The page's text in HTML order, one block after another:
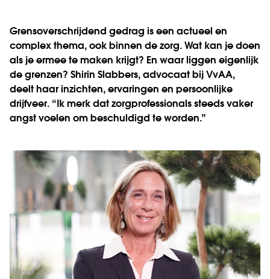
Grensoverschrijdend gedrag is een actueel en
complex thema, ook binnen de zorg. Wat kan je doen
als je ermee te maken krijgt? En waar liggen eigenlijk
de grenzen? Shirin Slabbers, advocaat bij VvAA,
deelt haar inzichten, ervaringen en persoonlijke
drijfveer. “Ik merk dat zorgprofessionals steeds vaker
angst voelen om beschuldigd te worden.”